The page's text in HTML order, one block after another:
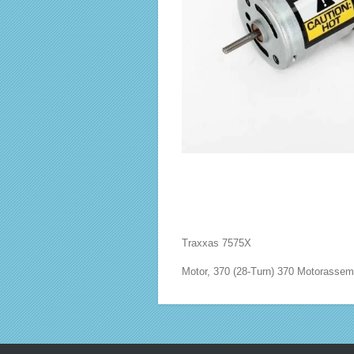
Traxxas 7575X
Motor, 370 (28-Turn) 370